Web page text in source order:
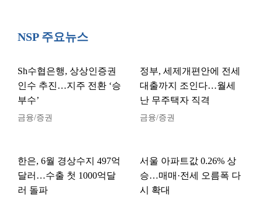
NSP 주요뉴스
Sh수협은행, 상상인증권
인수 추진…지주 전환 ‘승
부수’
금융/증권
정부, 세제개편안에 전세
대출까지 조인다…월세
난 무주택자 직격
금융/증권
한은, 6월 경상수지 497억
달러…수출 첫 1000억달
러 돌파
서울 아파트값 0.26% 상
승…매매·전세 오름폭 다
시 확대